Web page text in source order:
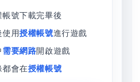
帳號下載完畢後
使用授權帳號進行遊戲
需要網路開啟遊戲
都會在授權帳號